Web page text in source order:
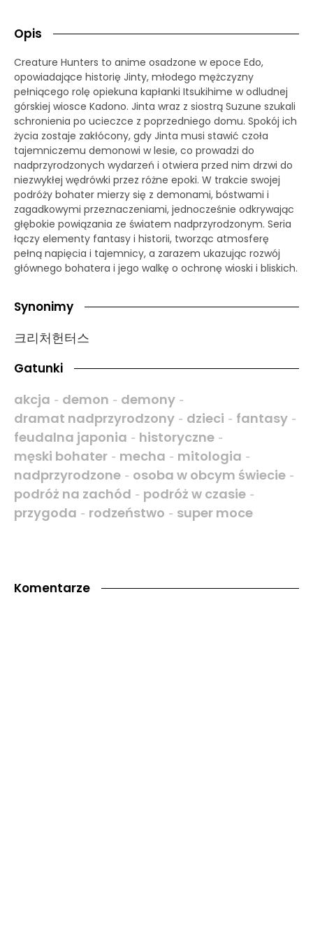
Opis
Creature Hunters to anime osadzone w epoce Edo,
opowiadające historię Jinty, młodego mężczyzny
pełniącego rolę opiekuna kapłanki Itsukihime w odludnej
górskiej wiosce Kadono. Jinta wraz z siostrą Suzune szukali
schronienia po ucieczce z poprzedniego domu. Spokój ich
życia zostaje zakłócony, gdy Jinta musi stawić czoła
tajemniczemu demonowi w lesie, co prowadzi do
nadprzyrodzonych wydarzeń i otwiera przed nim drzwi do
niezwykłej wędrówki przez różne epoki. W trakcie swojej
podróży bohater mierzy się z demonami, bóstwami i
zagadkowymi przeznaczeniami, jednocześnie odkrywając
głębokie powiązania ze światem nadprzyrodzonym. Seria
łączy elementy fantasy i historii, tworząc atmosferę
pełną napięcia i tajemnicy, a zarazem ukazując rozwój
głównego bohatera i jego walkę o ochronę wioski i bliskich.
Synonimy
크리처헌터스
Gatunki
akcja - demon - demony -
dramat nadprzyrodzony - dzieci - fantasy -
feudalna japonia - historyczne -
męski bohater - mecha - mitologia -
nadprzyrodzone - osoba w obcym świecie -
podróż na zachód - podróż w czasie -
przygoda - rodzeństwo - super moce
Komentarze